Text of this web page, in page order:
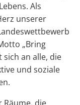
Als
unserer
„Bring
sich an alle, die
und soziale